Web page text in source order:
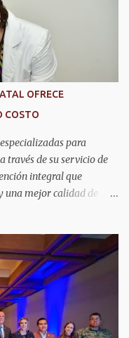
OFRECE
COSTO
para
través de su servicio de
integral que
una mejor calidad de
y tratamiento
personas mayores de 60
cognitivo y
adultos mayores
todo nuestro respeto,
DIF Estatal impulsamos